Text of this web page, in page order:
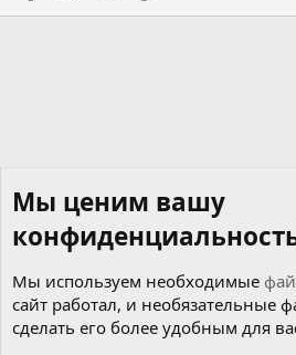
Мы ценим вашу
Мы используем необходимые
сайт работал, и необязательные
сделать его более удобным для